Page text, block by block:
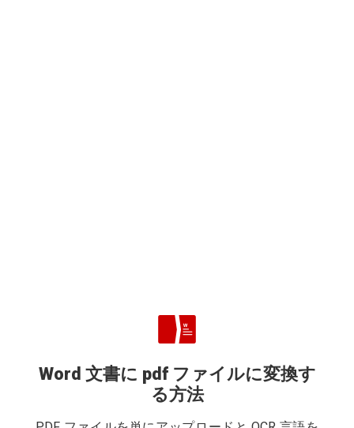
Word 文書に pdf ファイルに変換す
る方法